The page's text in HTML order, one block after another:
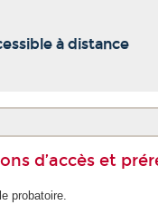
à distance
d’accès et
probatoire.